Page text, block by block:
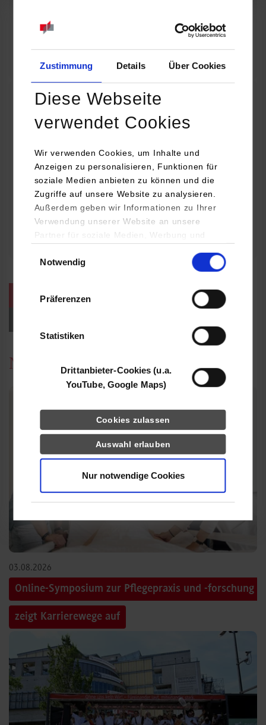
Zustimmung Details Über Cookies
Diese Webseite
verwendet Cookies
Wir verwenden Cookies, um Inhalte und
Anzeigen zu personalisieren, Funktionen für
soziale Medien anbieten zu können und die
Zugriffe auf unsere Website zu analysieren.
Außerdem geben wir Informationen zu Ihrer
Verwendung unserer Website an unsere
Partner für soziale Medien, Werbung und
YouTube, Google Maps) führen diese
Daten zusammen, die Sie ihnen bereitgestellt
haben oder die sie im Rahmen Ihrer Nutzung
Notwendig
Präferenzen
Statistiken
Drittanbieter-Cookies (u.a.
YouTube, Google Maps)
Cookies zulassen
Auswahl erlauben
Nur notwendige Cookies
Online INDIS-Infoveranstaltung für Studierende
Zum Event
Technologietag: Clean Urban Transportation –
nachhaltige Mobilität im (sub)urbanen Umfeld
16.09.2026 - 17.09.2026
Im Mittelpunkt stehen elektrische Antriebe, moderne
Batterietechnologien und innovative Fahrzeugkonzepte für
nachhaltige Mobilität in Stadt und…
weitere Veranstaltungen / Termine
News
03.08.2026
Online-Symposium zur Pflegepraxis und -forschung
zeigt Karrierewege auf